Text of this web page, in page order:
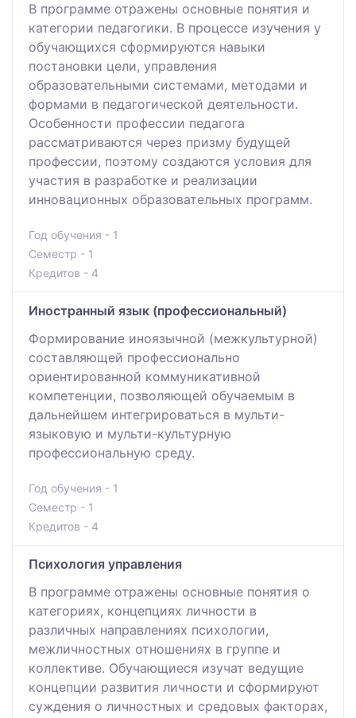
В программе отражены основные понятия и
категории педагогики. В процессе изучения у
обучающихся сформируются навыки
постановки цели, управления
образовательными системами, методами и
формами в педагогической деятельности.
Особенности профессии педагога
рассматриваются через призму будущей
профессии, поэтому создаются условия для
участия в разработке и реализации
инновационных образовательных программ.
Год обучения - 1
Семестр - 1
Кредитов - 4
Иностранный язык (профессиональный)
Формирование иноязычной (межкультурной)
составляющей профессионально
ориентированной коммуникативной
компетенции, позволяющей обучаемым в
дальнейшем интегрироваться в мульти-
языковую и мульти-культурную
профессиональную среду.
Год обучения - 1
Семестр - 1
Кредитов - 4
Психология управления
В программе отражены основные понятия о
категориях, концепциях личности в
различных направлениях психологии,
межличностных отношениях в группе и
коллективе. Обучающиеся изучат ведущие
концепции развития личности и сформируют
суждения о личностных и средовых факторах,